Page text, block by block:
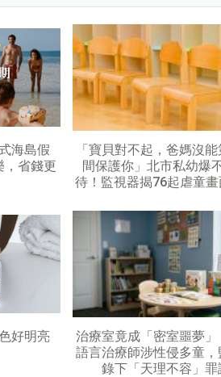
海島假
，省錢更
「寶貝對不起，爸媽沒
間保護你」北市私幼爆
待！監視器揭76起虐童畫
好明亮
治療室竟成「密室噩夢」
語言治療師涉性侵多童，
錄下「天理不容」罪